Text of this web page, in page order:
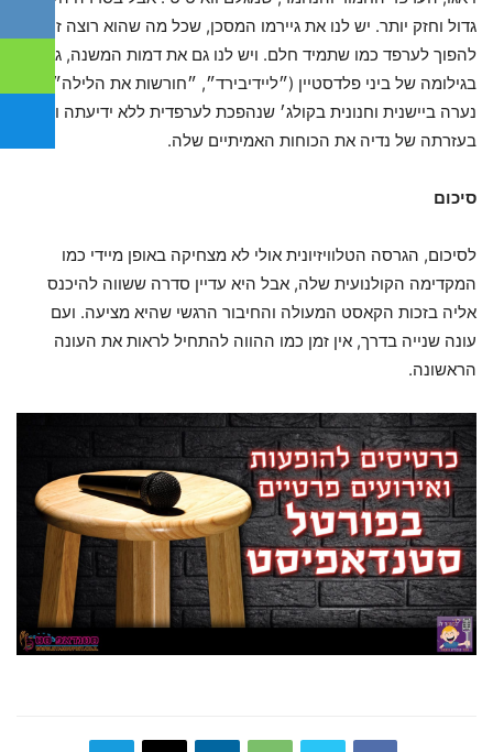
גדול וחזק יותר. יש לנו את גיירמו המסכן, שכל מה שהוא רוצה זה
להפוך לערפד כמו שתמיד חלם. ויש לנו גם את דמות המשנה, ג׳נה,
בגילומה של ביני פלדסטיין (״ליידיבירד״, ״חורשות את הלילה״),
נערה ביישנית וחנונית בקולג׳ שנהפכת לערפדית ללא ידיעתה ומגלה
בעזרתה של נדיה את הכוחות האמיתיים שלה.
סיכום
לסיכום, הגרסה הטלוויזיונית אולי לא מצחיקה באופן מיידי כמו
המקדימה הקולנועית שלה, אבל היא עדיין סדרה ששווה להיכנס
אליה בזכות הקאסט המעולה והחיבור הרגשי שהיא מציעה. ועם
עונה שנייה בדרך, אין זמן כמו ההווה להתחיל לראות את העונה
הראשונה.